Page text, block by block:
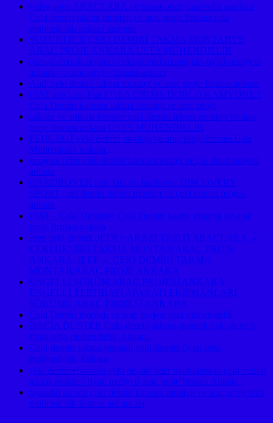
volswagen ARAÇLARA ve transporter ,caravella araçlara
Çeki demiri takma montajı ve araç proje firması usta
mühendislik ankara ostimde
SUZUKI JLX ÇEKİ DEMİRİ TAKMA MONTAJIVE
ARAÇ PROJE ANKARA USTA MÜHENDİSLİK
suzu-d-max-kamyonet-ceki-demiri-montajlari-fiyati-maliyeti-
ankara-ve-arac-proje-firmasi-ankara
Audi çeki demiri takma montajı ve araç proje firması ankara
FIAT araçlara ,Fıat EGEA CROSS DOBLO KAMYONET
Çeki Demiri kancası takma montajı ve araç proje
subaru ve subaru forester çeki demiri takma montajı ve araç
proje firması ankara USTA MÜHENDİSLİK
PEUGEOT çeki demiri montajı ve araç proje firması Usta
Mühendislik ankara ,
peugeot rıfter çeki demiri takma montajı ve çki dmiri projesi
ankara
RANDROVER araç lara ve landrover DISCOVERY
SPORT çeki demiri takma montajı ve çeki demiri projesi
ankara
FIAT – Çeki Demiri↵ Çeki Demiri takma montajı ve araç
proje firması ankara
Jeep çeki demiri, JEEP + ARAZİ TAŞITI ARAÇLARA ⇔
ÇEKİ DEMİRİ TAKMA MONTAJI/ARAÇ PROJE
ANKARA, JEEP ⇔ ÇEKİ DEMİRİ TAKMA
MONTAJI/ARAÇ PROJE ANKARA
ENGELLİ SÖKÜM ARAÇ PROJESİ ANKARA
ENGELLİ TERTİBATI APARATI EKİPMANLARI
SÖKÜMÜ ARAÇ PROJESİ ANKARA
Çeki Demiri montajı ve araç projesi usta mühendislik
DACİA DUSTER Ceki-demiri-takma-montaji-ceki-demiri-
fiyati-usta-muhendislik-Ankara-
Ceki-demiri-takma-montaji-ceki-demiri-fiyati-usta-
muhendislik-Ankara-
çeki demiri↵avrupa çeki demiri lider markalarının çeki demiri
takma montesi fiyatı maliyeti araç proje firması Ankara,
hyundai tucson çeki demiri kancası montajı ve araç proje usta
mühendislik firması ankara da